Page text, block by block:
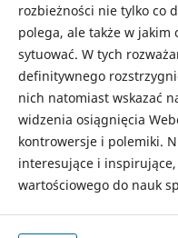
rozbieżności nie tylko co
polega, ale także w jakim
sytuować. W tych
definitywnego
nich natomiast wskazać
widzenia osiągnięcia
kontrowersje i polemiki.
interesujące i
wartościowego do nauk